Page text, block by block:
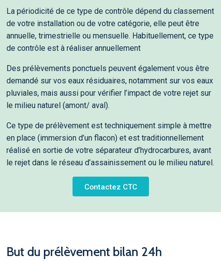
La périodicité de ce type de contrôle dépend du classement
de votre installation ou de votre catégorie, elle peut être
annuelle, trimestrielle ou mensuelle. Habituellement, ce type
de contrôle est à réaliser annuellement
Des prélèvements ponctuels peuvent également vous être
demandé sur vos eaux résiduaires, notamment sur vos eaux
pluviales, mais aussi pour vérifier l’impact de votre rejet sur
le milieu naturel (amont/ aval).
Ce type de prélèvement est techniquement simple à mettre
en place (immersion d’un flacon) et est traditionnellement
réalisé en sortie de votre séparateur d’hydrocarbures, avant
le rejet dans le réseau d’assainissement ou le milieu naturel.
Contactez CTC
But du prélèvement bilan 24h